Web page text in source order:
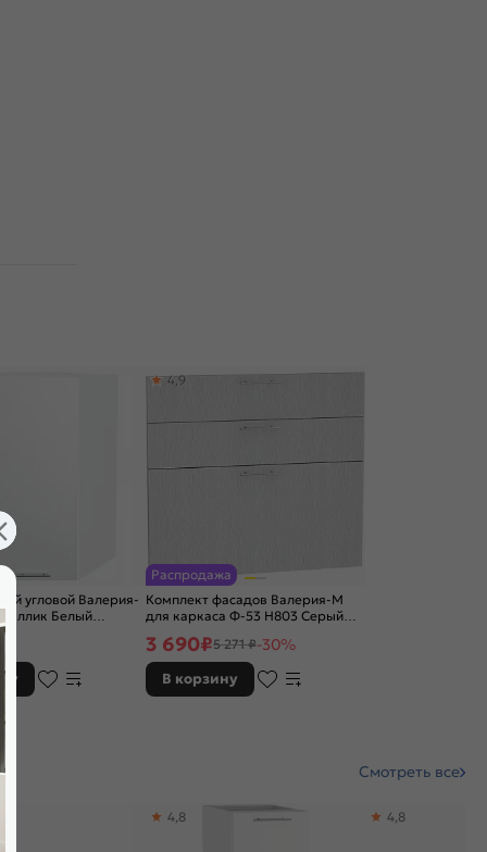
угловой Валерия-
Белый
Распродажа
Комплект фасадов Валерия-М
для каркаса Ф-53 Н803 Серый
4,9
3 690₽5 271 ₽-30%
В корзину
Смотреть все
4,8 4,8